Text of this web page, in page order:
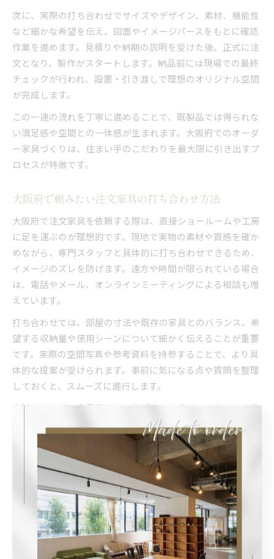
次に、実際の打ち合わせでサイズやデザイン、素材、機能性
など細かな希望を伝え、図面やイメージパースをもとに確認
作業を進めます。見積りや納期の説明を受けた後、正式に注
文となり、製作がスタートします。納品前には現場での最終
チェックが行われ、設置・引き渡しで理想のオリジナル空間
が完成します。
この一連の流れを丁寧に進めることで、既製品では得られな
い満足感や空間との一体感が生まれます。大阪府でのオーダ
ー家具づくりは、住まい手のこだわりを最大限に引き出すプ
ロセスが特徴です。
大阪府で頼みたい注文家具の打ち合わせ方法
大阪府で注文家具を依頼する際は、直接ショールームや工房
に足を運ぶのが理想的です。現地で実物の素材や質感を確か
めながら、専門スタッフと具体的に打ち合わせできるため、
イメージのズレを防げます。遠方や時間が限られている場合
は、電話やメール、オンラインミーティングによる相談も増
えています。
打ち合わせでは、部屋の寸法や既存の家具とのバランス、希
望する収納量や使用シーンについて細かく伝えることが重要
です。実際の空間写真や参考資料を持参することで、より具
体的な提案が受けられます。事前に気になる点や質問を整理
しておくと、スムーズに進行します。
大阪のオーダー家具業者は、地域特有のライフスタイルや住
環境にも詳しいため、地元ならではのアドバイスがもらえる
のも魅力です。納得いくまで相談を重ねることで、理想の家
具づくりが実現します。
オリジナル家具の設計で重視すべきポイント
オリジナル家具の設計では、デザイン性と機能性のバランス
が最も重要です。見た目の美しさだけでなく、実際の使い勝
手やメンテナンス性も考慮しましょう。例えば、大阪の住ま